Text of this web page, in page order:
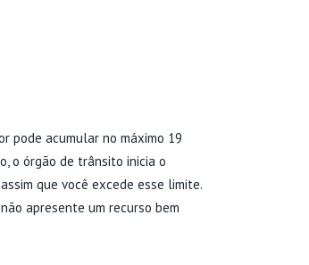
pode acumular no máximo 19
o órgão de trânsito inicia o
que você excede esse limite.
apresente um recurso bem